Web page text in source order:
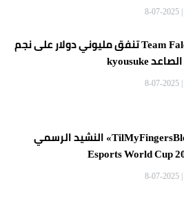
Team Falcons تنفق مليوني دولار على نجم
«TilMyFingersBleed» النشيد الرسمي